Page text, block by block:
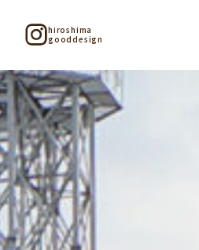
hiroshima
gooddesign